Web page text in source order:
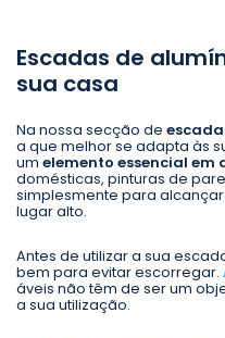
Escadas de
sua casa
Na nossa secção de
a que melhor se adapta às
um elemento essencial em
domésticas, pinturas de
simplesmente para
lugar alto.
Antes de utilizar a sua
bem para evitar escorregar.
áveis não têm de ser um
a sua utilização.